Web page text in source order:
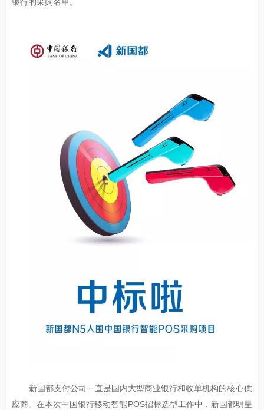
新国都支付公司一直是国内大型商业银行和收单机构的核心供
应商。在本次中国银行移动智能POS招标选型工作中，新国都明星